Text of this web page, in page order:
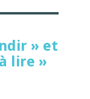
» et
lire »